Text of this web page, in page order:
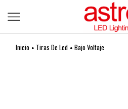
Inicio • Tiras De Led • Bajo Voltaje